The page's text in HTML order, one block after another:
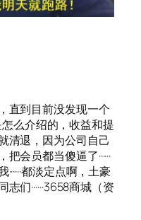
直到目前没发现一个
怎么介绍的，收益和提
清退，因为公司自己
会员都当傻逼了······
都淡定点啊，土豪
们······3658商城（资